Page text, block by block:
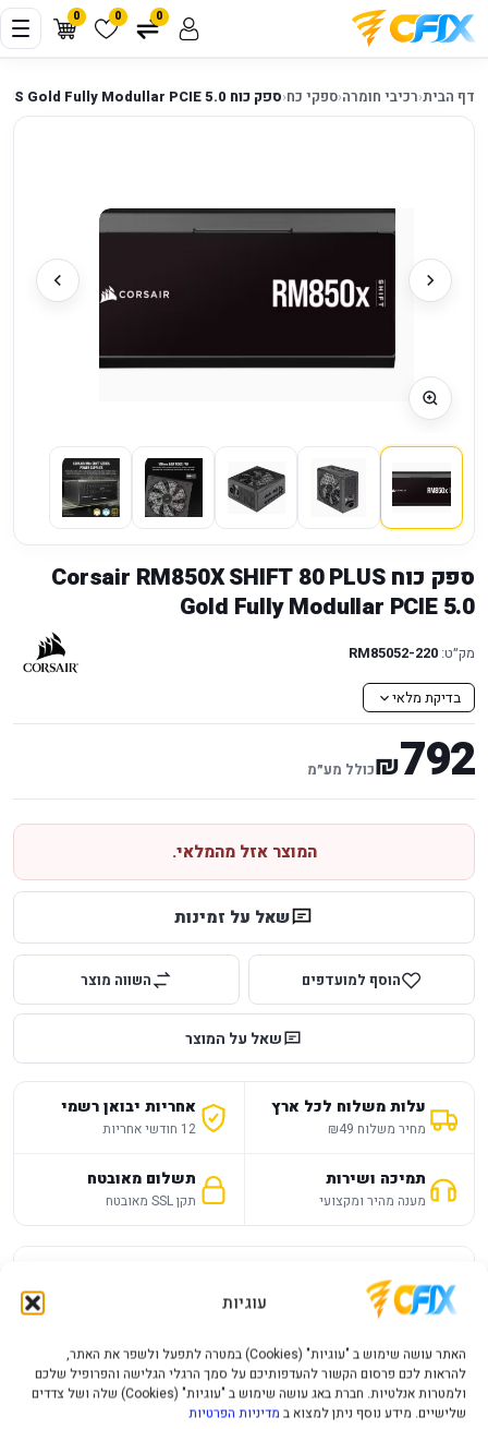
עוגיות
האתר עושה שימוש ב "עוגיות" (Cookies) במטרה לתפעל ולשפר את האתר,
להראות לכם פרסום הקשור להעדפותיכם על סמך הרגלי הגלישה והפרופיל שלכם
ולמטרות אנלטיות. חברת באג עושה שימוש ב "עוגיות" (Cookies) שלה ושל צדדים
שלישיים. מידע נוסף ניתן למצוא ב מדיניות הפרטיות
0 0 0
דף הבית‹רכיבי חומרה‹ספקי כח‹ספק כוח Corsair RM850X SHIFT 80 PLUS Gold Fully Modullar PCIE 5.0
ספק כוח Corsair RM850X SHIFT 80 PLUS
Gold Fully Modullar PCIE 5.0
מק״ט: 220-RM85052
בדיקת מלאי
792
₪כולל מע״מ
המוצר אזל מהמלאי.
שאל על זמינות
הוסף למועדפים השווה מוצר
שאל על המוצר
עלות משלוח לכל ארץ
מחיר משלוח ₪49
אחריות יבואן רשמי
12 חודשי אחריות
תמיכה ושירות
מענה מהיר ומקצועי
תשלום מאובטח
תקן SSL מאובטח
צבע
שחור